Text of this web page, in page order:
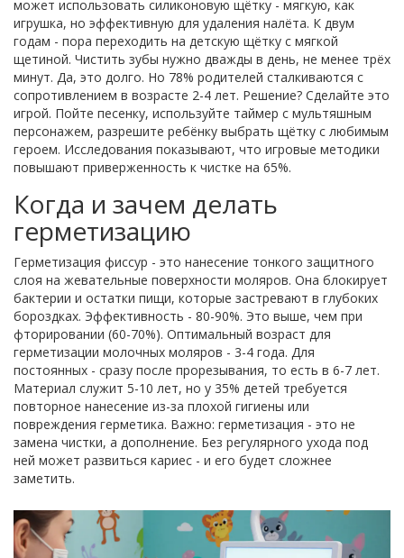
может использовать силиконовую щётку - мягкую, как
игрушка, но эффективную для удаления налёта. К двум
годам - пора переходить на детскую щётку с мягкой
щетиной. Чистить зубы нужно дважды в день, не менее трёх
минут. Да, это долго. Но 78% родителей сталкиваются с
сопротивлением в возрасте 2-4 лет. Решение? Сделайте это
игрой. Пойте песенку, используйте таймер с мультяшным
персонажем, разрешите ребёнку выбрать щётку с любимым
героем. Исследования показывают, что игровые методики
повышают приверженность к чистке на 65%.
Когда и зачем делать
герметизацию
Герметизация фиссур - это нанесение тонкого защитного
слоя на жевательные поверхности моляров. Она блокирует
бактерии и остатки пищи, которые застревают в глубоких
бороздках. Эффективность - 80-90%. Это выше, чем при
фторировании (60-70%). Оптимальный возраст для
герметизации молочных моляров - 3-4 года. Для
постоянных - сразу после прорезывания, то есть в 6-7 лет.
Материал служит 5-10 лет, но у 35% детей требуется
повторное нанесение из-за плохой гигиены или
повреждения герметика. Важно: герметизация - это не
замена чистки, а дополнение. Без регулярного ухода под
ней может развиться кариес - и его будет сложнее
заметить.